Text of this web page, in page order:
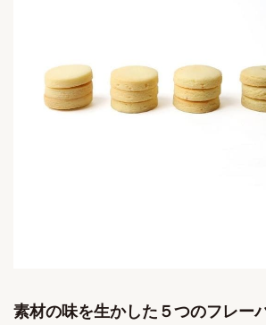
素材の味を生かした５つのフレー